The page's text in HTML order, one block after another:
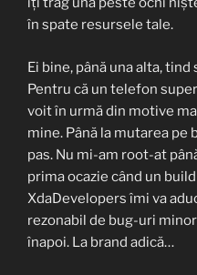
în spate resursele tale.
Ei bine, până una alta,
Pentru că un telefon
voit în urmă din motive
mine. Până la mutarea pe
pas. Nu mi-am root-at
prima ocazie când un
XdaDevelopers îmi va
rezonabil de bug-uri
înapoi. La brand adică…